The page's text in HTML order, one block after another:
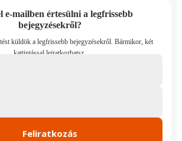
e-mailben értesülni a legfrissebb
bejegyzésekről?